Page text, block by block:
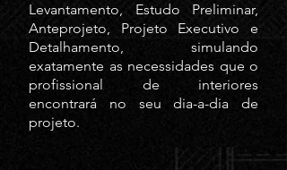
Levantamento, Estudo Preliminar,
Anteprojeto, Projeto Executivo e
Detalhamento, simulando
exatamente as necessidades que o
profissional de interiores
encontrará no seu dia-a-dia de
projeto.